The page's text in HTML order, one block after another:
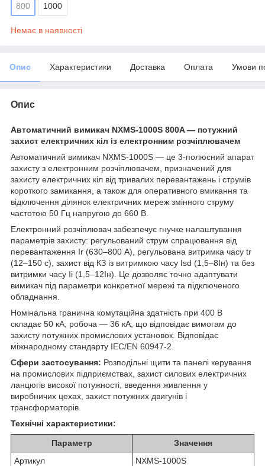
800 1000
Немає в наявності
Опис Характеристики Доставка Оплата Умови
Опис
Автоматичний вимикач NXMS-1000S 800A — потужний
захист електричних кіл із електронним розчіплювачем
Автоматичний вимикач NXMS-1000S — це 3-полюсний апарат
захисту з електронним розчіплювачем, призначений для
захисту електричних кіл від тривалих перевантажень і струмів
короткого замикання, а також для оперативного вмикання та
відключення ділянок електричних мереж змінного струму
частотою 50 Гц напругою до 660 В.
Електронний розчіплювач забезпечує гнучке налаштування
параметрів захисту: регульований струм спрацювання від
перевантаження Ir (630–800 А), регульована витримка часу tr
(12–150 с), захист від КЗ із витримкою часу Isd (1,5–8Iн) та без
витримки часу Ii (1,5–12Iн). Це дозволяє точно адаптувати
вимикач під параметри конкретної мережі та підключеного
обладнання.
Номінальна гранична комутаційна здатність при 400 В
складає 50 кА, робоча — 36 кА, що відповідає вимогам до
захисту потужних промислових установок. Відповідає
міжнародному стандарту IEC/EN 60947-2.
Сфери застосування: Розподільні щити та панелі керування
на промислових підприємствах, захист силових електричних
ланцюгів високої потужності, введення живлення у
виробничих цехах, захист потужних двигунів і
трансформаторів.
Технічні характеристики:
Параметр
Значення
Артикул
NXMS-1000S